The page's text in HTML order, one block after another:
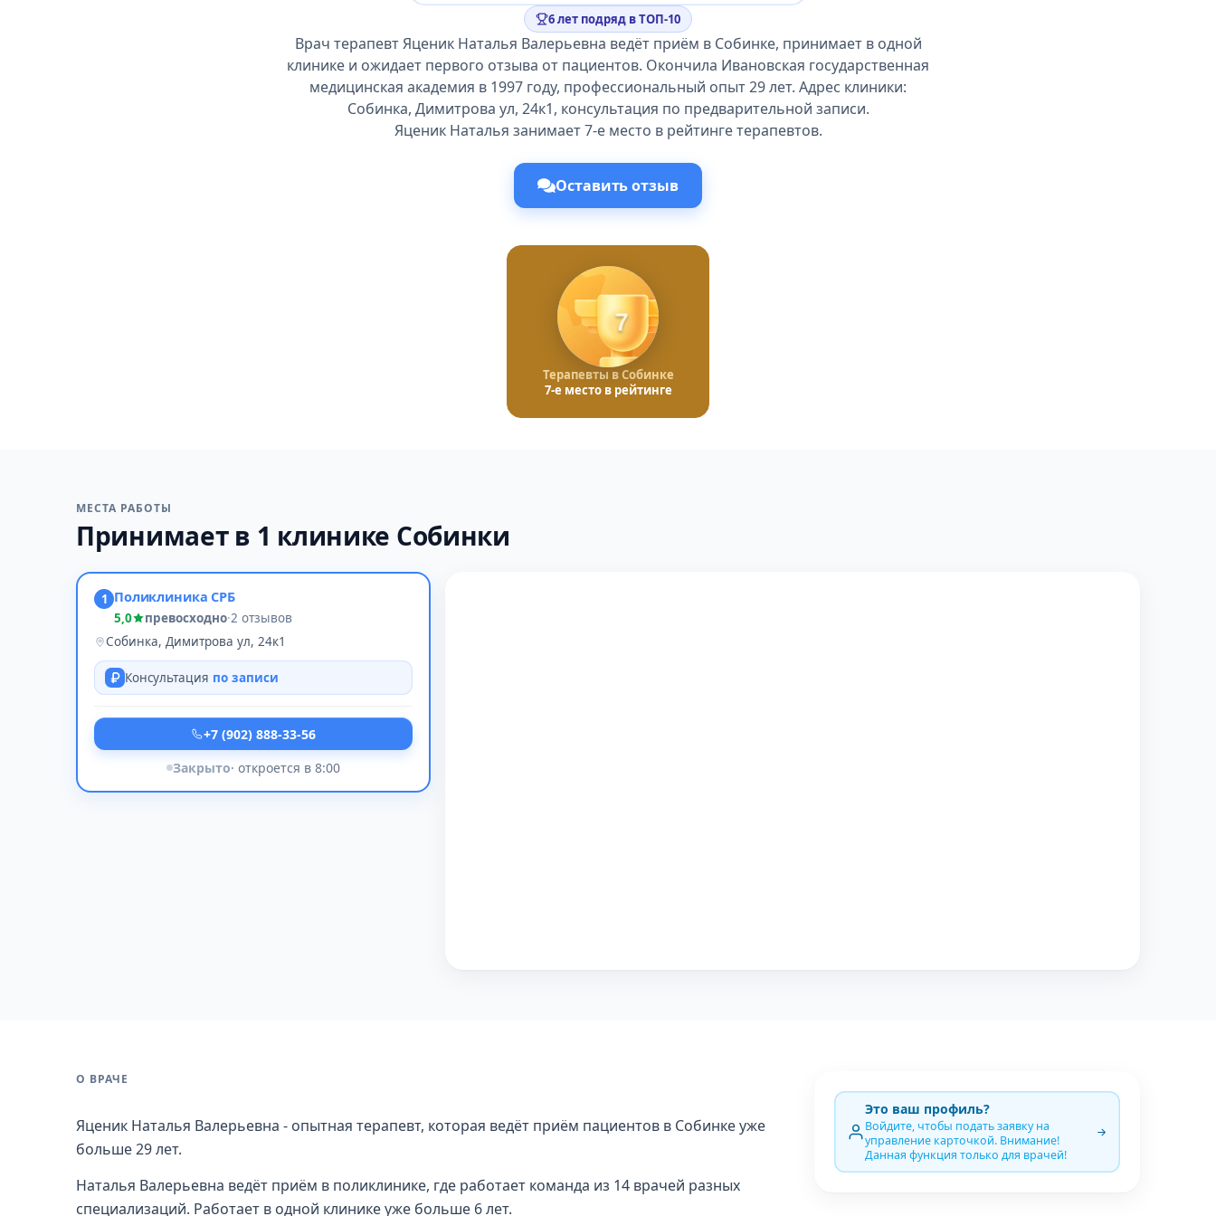
6 лет подряд в ТОП-10
Врач терапевт Яценик Наталья Валерьевна ведёт приём в Собинке, принимает в одной
клинике и ожидает первого отзыва от пациентов. Окончила Ивановская государственная
медицинская академия в 1997 году, профессиональный опыт 29 лет. Адрес клиники:
Собинка, Димитрова ул, 24к1, консультация по предварительной записи.
Яценик Наталья занимает 7-е место в рейтинге терапевтов.
Оставить отзыв
7
Терапевты в Собинке
7-е место в рейтинге
МЕСТА РАБОТЫ
Принимает в 1 клинике Собинки
1 Поликлиника СРБ
5,0 превосходно·2 отзывов
Собинка, Димитрова ул, 24к1
Консультация по записи
+7 (902) 888-33-56
Закрыто· откроется в 8:00
О ВРАЧЕ
Яценик Наталья Валерьевна - опытная терапевт, которая ведёт приём пациентов в Собинке уже
больше 29 лет.
Наталья Валерьевна ведёт приём в поликлинике, где работает команда из 14 врачей разных
специализаций. Работает в одной клинике уже больше 6 лет.
Это ваш профиль?
Войдите, чтобы подать заявку на
управление карточкой. Внимание!
Данная функция только для врачей!